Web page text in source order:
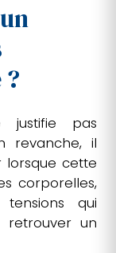
pas
revanche, il
cette
corporelles,
qui
retrouver un